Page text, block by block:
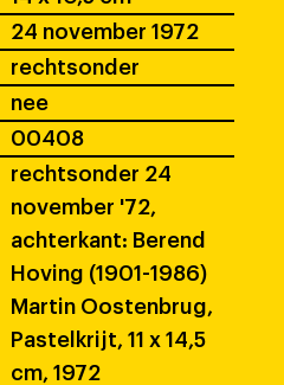
24 november 1972
rechtsonder
nee
00408
rechtsonder 24
november '72,
achterkant: Berend
Hoving (1901-1986)
Martin Oostenbrug,
Pastelkrijt, 11 x 14,5
cm, 1972